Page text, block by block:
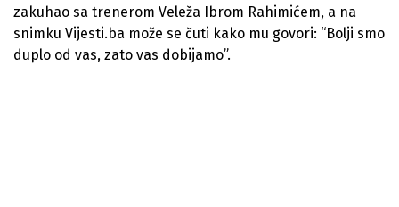
zakuhao sa trenerom Veleža Ibrom Rahimićem, a na
snimku Vijesti.ba može se čuti kako mu govori: “Bolji smo
duplo od vas, zato vas dobijamo”.